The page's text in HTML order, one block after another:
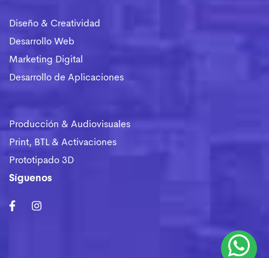
Diseño & Creatividad
Desarrollo Web
Marketing Digital
Desarrollo de Aplicaciones
Producción & Audiovisuales
Print, BTL & Activaciones
Prototipado 3D
Síguenos